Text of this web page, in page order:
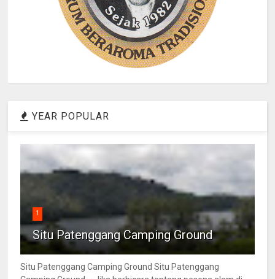
YEAR POPULAR
1
Situ Patenggang Camping Ground
Situ Patenggang Camping Ground Situ Patenggang